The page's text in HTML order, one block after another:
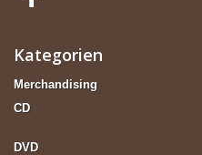
Kategorien
Merchandising
CD
DVD